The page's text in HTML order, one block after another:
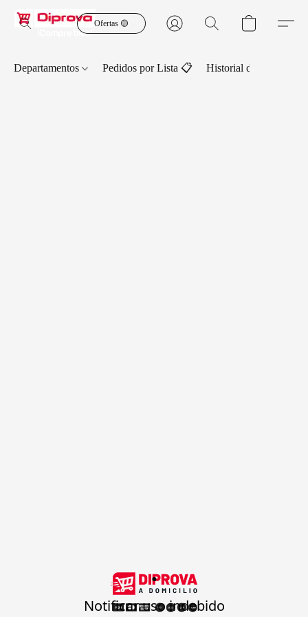
Ofertas 🟡
Departamentos Pedidos por Lista 📋 Historial de Pedidos
.
Notificar uso indebido